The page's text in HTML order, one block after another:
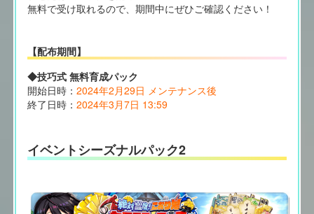
無料で受け取れるので、期間中にぜひご確認ください！
【配布期間】
◆技巧式 無料育成パック
開始日時： 2024年2月29日 メンテナンス後
終了日時： 2024年3月7日 13:59
イベントシーズナルパック2